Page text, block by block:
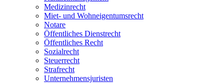
Medizinrecht
Miet- und Wohneigentumsrecht
Notare
Öffentliches Dienstrecht
Öffentliches Recht
Sozialrecht
Steuerrecht
Strafrecht
Unternehmensjuristen